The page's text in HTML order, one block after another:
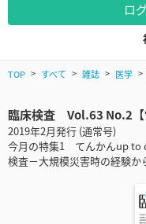
ロ
TOP すべて 雑誌 医学
臨床検査 Vol.63 No.2【
2019年2月発行 (通常号)
今月の特集1 てんかんup to
検査－大規模災害時の経験か